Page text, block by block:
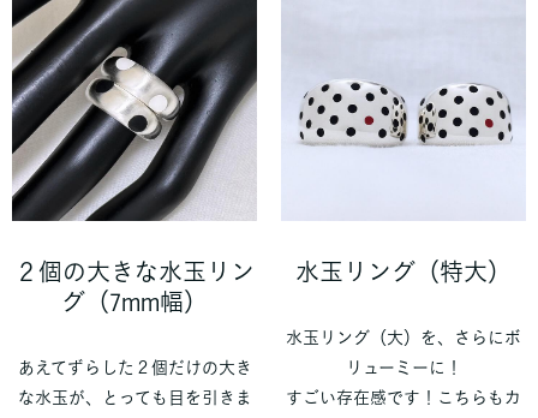
２個の大きな水玉リン
グ（7mm幅）
あえてずらした２個だけの大き
な水玉が、とっても目を引きま
水玉リング（特大）
水玉リング（大）を、さらにボ
リューミーに！
すごい存在感です！こちらもカ